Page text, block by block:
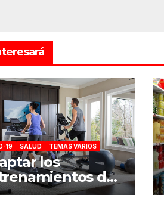
19 SALUD TEMAS VARIOS
los
del
a casa